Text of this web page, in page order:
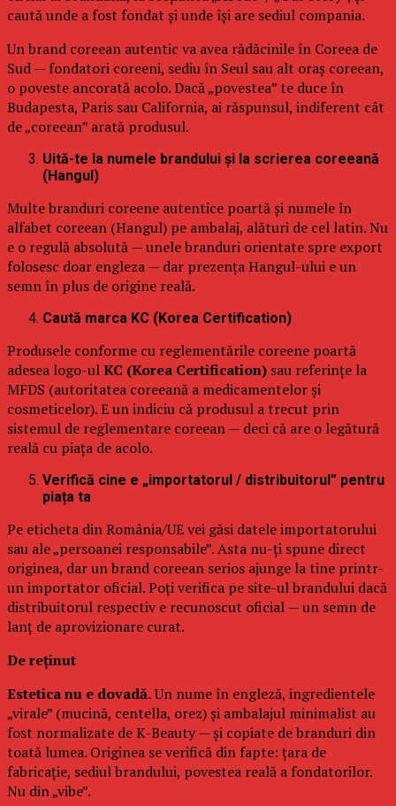
caută unde a fost fondat și unde își are sediul compania.
Un brand coreean autentic va avea rădăcinile în Coreea de
Sud — fondatori coreeni, sediu în Seul sau alt oraș coreean,
o poveste ancorată acolo. Dacă „povestea” te duce în
Budapesta, Paris sau California, ai răspunsul, indiferent cât
de „coreean” arată produsul.
Uită-te la numele brandului și la scrierea coreeană
(Hangul)
Multe branduri coreene autentice poartă și numele în
alfabet coreean (Hangul) pe ambalaj, alături de cel latin. Nu
e o regulă absolută — unele branduri orientate spre export
folosesc doar engleza — dar prezența Hangul-ului e un
semn în plus de origine reală.
Caută marca KC (Korea Certification)
Produsele conforme cu reglementările coreene poartă
adesea logo-ulKC (Korea Certification) sau referințe la
MFDS (autoritatea coreeană a medicamentelor și
cosmeticelor). E un indiciu că produsul a trecut prin
sistemul de reglementare coreean — deci că are o legătură
reală cu piața de acolo.
Verifică cine e „importatorul / distribuitorul” pentru
piața ta
Pe eticheta din România/UE vei găsi datele importatorului
sau ale „persoanei responsabile”. Asta nu-ți spune direct
originea, dar un brand coreean serios ajunge la tine printr-
un importator oficial. Poți verifica pe site-ul brandului dacă
distribuitorul respectiv e recunoscut oficial — un semn de
lanț de aprovizionare curat.
De reținut
Estetica nu e dovadă.Un nume în engleză, ingredientele
„virale” (mucină, centella, orez) și ambalajul minimalist au
fost normalizate de K-Beauty — și copiate de branduri din
toată lumea. Originea se verifică din fapte: țara de
fabricație, sediul brandului, povestea reală a fondatorilor.
Nu din „vibe”.